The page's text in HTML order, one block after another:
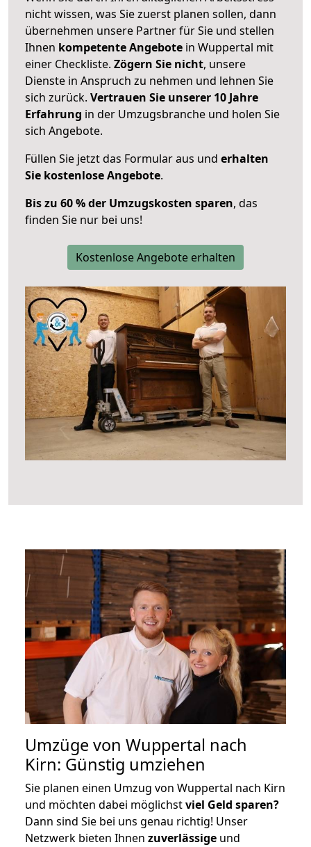
nicht wissen, was Sie zuerst planen sollen, dann
übernehmen unsere Partner für Sie und stellen
Ihnen kompetente Angebote in Wuppertal mit
einer Checkliste. Zögern Sie nicht, unsere
Dienste in Anspruch zu nehmen und lehnen Sie
sich zurück. Vertrauen Sie unserer 10 Jahre
Erfahrung in der Umzugsbranche und holen Sie
sich Angebote.
Füllen Sie jetzt das Formular aus und erhalten
Sie kostenlose Angebote.
Bis zu 60 % der Umzugskosten sparen, das
finden Sie nur bei uns!
Kostenlose Angebote erhalten
Umzüge von Wuppertal nach
Kirn: Günstig umziehen
Sie planen einen Umzug von Wuppertal nach Kirn
und möchten dabei möglichstviel Geld sparen?
Dann sind Sie bei uns genau richtig! Unser
Netzwerk bieten Ihnen zuverlässige und